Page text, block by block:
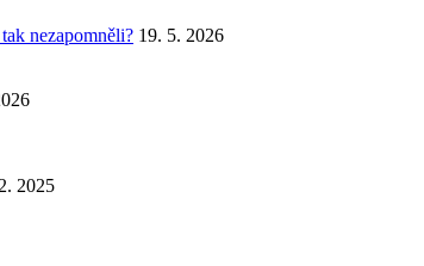
nezapomněli? 19. 5. 2026
2025